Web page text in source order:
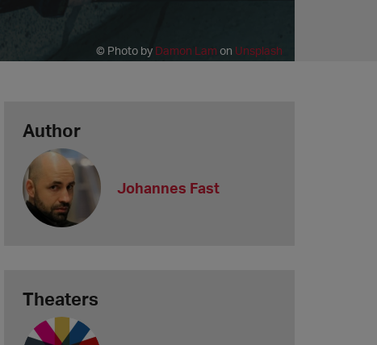
© Photo by Damon Lam on Unsplash
Author
Johannes Fast
Theaters